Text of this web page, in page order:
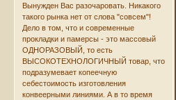
Вынужден Вас разочаровать. Никакого
такого рынка нет от слова "совсем"!
Дело в том, что и современные
прокладки и памерсы - это массовый
ОДНОРАЗОВЫЙ, то есть
ВЫСОКОТЕХНОЛОГИЧНЫЙ товар, что
подразумевает копеечную
себестоимость изготовления
конвеерными линиями. А в то время